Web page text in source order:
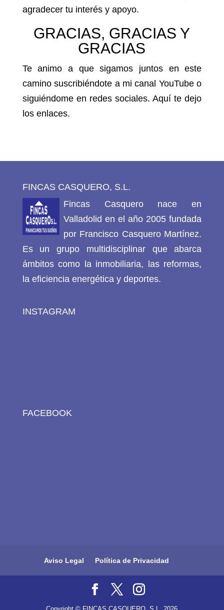
agradecer tu interés y apoyo.
GRACIAS, GRACIAS Y
GRACIAS
Te animo a que sigamos juntos en este
camino suscribiéndote a mi canal YouTube o
siguiéndome en redes sociales. Aquí te dejo
los enlaces.
FINCAS CASQUERO, S.L.
Fincas Casquero nace en
Valladolid en el año 2005 fundada
por Francisco Casquero Martínez.
Es un grupo multidisciplinar que abarca
ámbitos como la inmobiliaria, las reformas,
la eficiencia energética y deportes.
INSTAGRAM
FACEBOOK
Aviso Legal Política de Privacidad